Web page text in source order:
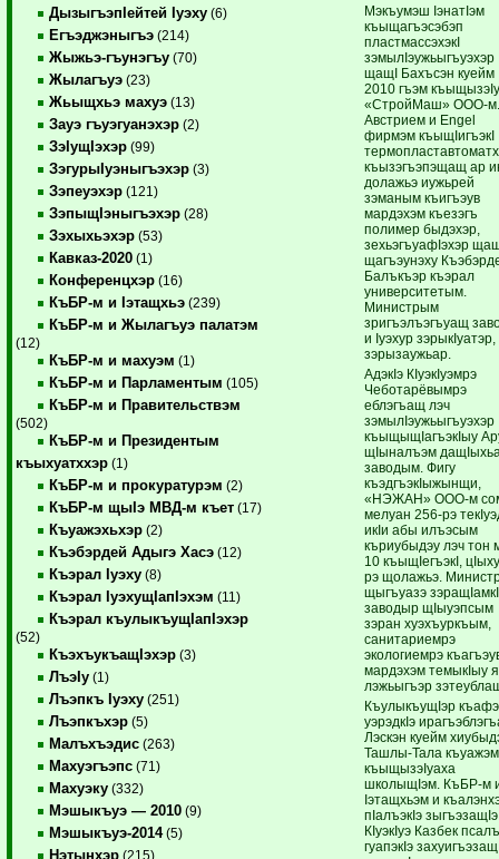
ДызыгъэпIейтей Iуэху (6)
Егъэджэныгъэ (214)
Жыжьэ-гъунэгъу (70)
Жылагъуэ (23)
Жьыщхьэ махуэ (13)
Зауэ гъуэгуанэхэр (2)
ЗэIущIэхэр (99)
ЗэгурыIуэныгъэхэр (3)
Зэпеуэхэр (121)
ЗэпыщIэныгъэхэр (28)
Зэхыхьэхэр (53)
Кавказ-2020 (1)
Конференцхэр (16)
КъБР-м и Iэтащхьэ (239)
КъБР-м и Жылагъуэ палатэм
(12)
КъБР-м и махуэм (1)
КъБР-м и Парламентым (105)
КъБР-м и Правительствэм
(502)
КъБР-м и Президентым
къыхуатххэр (1)
КъБР-м и прокуратурэм (2)
КъБР-м щыIэ МВД-м къет (17)
Къуажэхьхэр (2)
Къэбэрдей Адыгэ Хасэ (12)
Къэрал Iуэху (8)
Къэрал IуэхущIапIэхэм (11)
Къэрал къулыкъущIапIэхэр
(52)
КъэхъукъащIэхэр (3)
ЛъэIу (1)
Лъэпкъ Iуэху (251)
Лъэпкъхэр (5)
Малъхъэдис (263)
Махуэгъэпс (71)
Махуэку (332)
Мэшыкъуэ — 2010 (9)
Мэшыкъуэ-2014(5)
Нэтынхэр (215)
Мэкъумэш IэнатIэм
къыщагъэсэбэп
пластмассэхэкI
зэмылIэужьыгъуэхэр
щащI Бахъсэн куейм
2010 гъэм
«СтройМаш» ООО-
Австрием и Engel
фирмэм къыщIигъэкI
къызэгъэпэщащ ар
долажьэ иужьрей
зэманым къигъэув
мардэхэм къезэгъ
полимер быдэхэр,
зехьэгъуафIэхэр
щагъэунэху
Балъкъэр къэрал
университетым.
Министрым
зригъэлъэгъуащ
и Iуэхур зэрыкIуатэр,
зэрызаужьар.
АдэкIэ КIуэкIуэмрэ
Чеботарёвымрэ
еблэгъащ лэч
зэмылIэужьыгъуэхэр
къыщыщIагъэкIыу
щIыналъэм
заводым. Фигу
къэдгъэкIыжынщи,
«НЭЖАН» ООО-м
мелуан 256-рэ
икIи абы илъэсым
къриубыдэу лэч тон
10 къыщIегъэкI,
рэ щолажьэ.
щыгъуазэ
заводыр щIыуэпсым
зэран хуэхъуркъым,
санитариемрэ
экологиемрэ
мардэхэм темыкIыу я
лэжьыгъэр
КъулыкъущIэр
уэрэдкIэ
Лэскэн куейм
Ташлы-Тала къуажэм
къыщызэIуаха
школыщIэм. КъБР-м
Iэтащхьэм и
пIалъэкIэ зыгъэзащIэ
КIуэкIуэ Казбек
гуапэкIэ захуигъэзащ